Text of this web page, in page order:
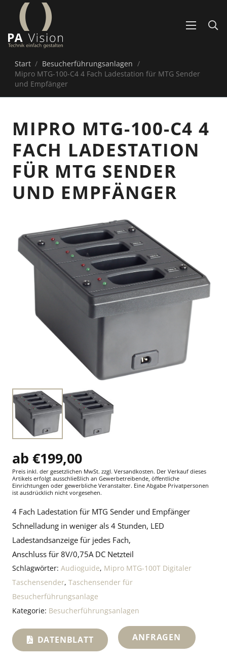
Start / Besucherführungsanlagen /
Mipro MTG-100-C4 4 Fach Ladestation für MTG Sender
und Empfänger
MIPRO MTG-100-C4 4
FACH LADESTATION
FÜR MTG SENDER
UND EMPFÄNGER
€199,00
Preis inkl. der gesetzlichen MwSt. zzgl. Versandkosten. Der Verkauf dieses
Artikels erfolgt ausschließlich an Gewerbetreibende, öffentliche
Einrichtungen oder gewerbliche Veranstalter. Eine Abgabe Privatpersonen
ist ausdrücklich nicht vorgesehen.
4 Fach Ladestation für MTG Sender und Empfänger
Schnelladung in weniger als 4 Stunden, LED
Ladestandsanzeige für jedes Fach,
Anschluss für 8V/0,75A DC Netzteil
Schlagwörter: Audioguide, Mipro MTG-100T Digitaler
Taschensender, Taschensender für
Besucherführungsanlage
Kategorie: Besucherführungsanlagen
DATENBLATT ANFRAGEN